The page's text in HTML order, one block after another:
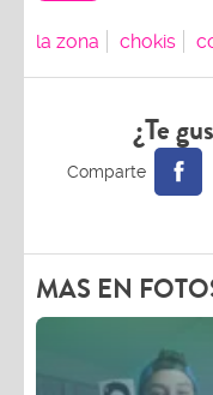
la zona chokis
¿Te
MAS EN